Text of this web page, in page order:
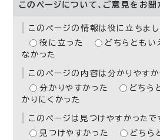
このページについて、ご意見をお聞
このページの情報は役に立ちまし
役に立った
どちらともい
なかった
このページの内容は分かりやすか
分かりやすかった
どちら
かりにくかった
このページは見つけやすかったで
見つけやすかった
どちら